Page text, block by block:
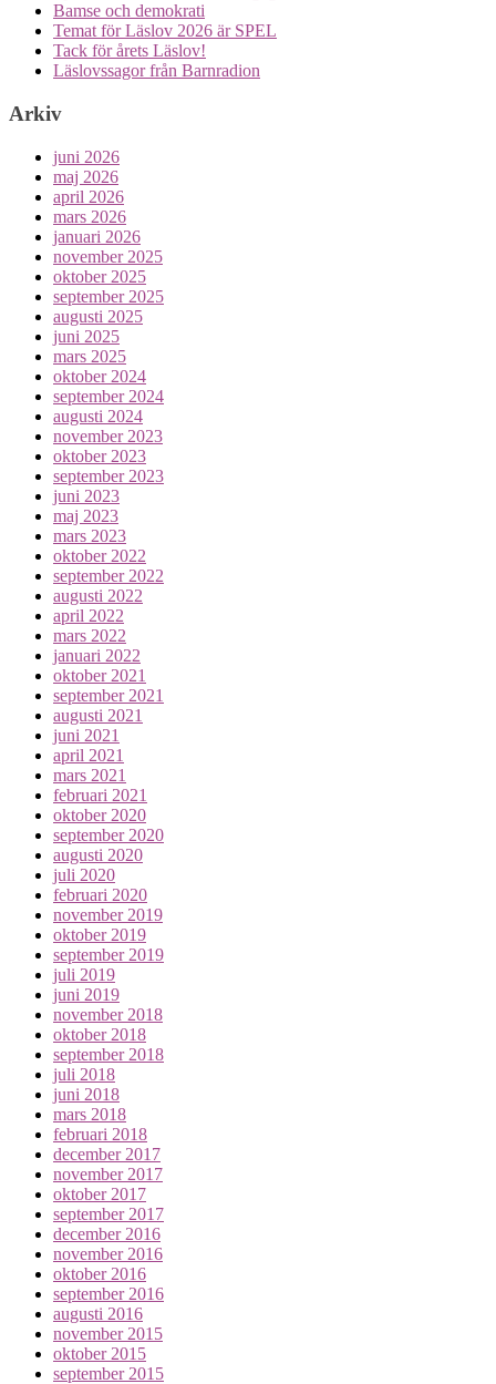
Bamse och demokrati
Temat för Läslov 2026 är SPEL
Tack för årets Läslov!
Läslovssagor från Barnradion
Arkiv
juni 2026
maj 2026
april 2026
mars 2026
januari 2026
november 2025
oktober 2025
september 2025
augusti 2025
juni 2025
mars 2025
oktober 2024
september 2024
augusti 2024
november 2023
oktober 2023
september 2023
juni 2023
maj 2023
mars 2023
oktober 2022
september 2022
augusti 2022
april 2022
mars 2022
januari 2022
oktober 2021
september 2021
augusti 2021
juni 2021
april 2021
mars 2021
februari 2021
oktober 2020
september 2020
augusti 2020
juli 2020
februari 2020
november 2019
oktober 2019
september 2019
juli 2019
juni 2019
november 2018
oktober 2018
september 2018
juli 2018
juni 2018
mars 2018
februari 2018
december 2017
november 2017
oktober 2017
september 2017
december 2016
november 2016
oktober 2016
september 2016
augusti 2016
november 2015
oktober 2015
september 2015